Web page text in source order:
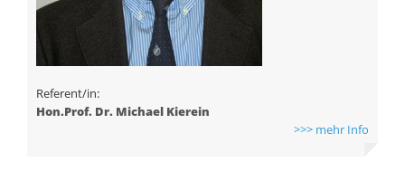
Referent/in:
Hon.Prof. Dr. Michael Kierein
>>> mehr Info